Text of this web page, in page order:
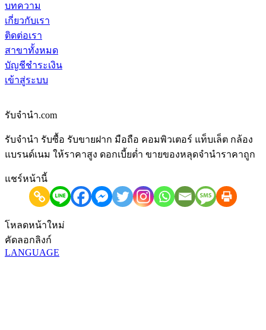
บทความ
เกี่ยวกับเรา
ติดต่อเรา
สาขาทั้งหมด
บัญชีชำระเงิน
เข้าสู่ระบบ
รับจํานํา.com
รับจำนำ รับซื้อ รับขายฝาก มือถือ คอมพิวเตอร์ แท็บเล็ต กล้อง
แบรนด์เนม ให้ราคาสูง ดอกเบี้ยต่ำ ขายของหลุดจำนำราคาถูก
แชร์หน้านี้
โหลดหน้าใหม่
คัดลอกลิงก์
LANGUAGE